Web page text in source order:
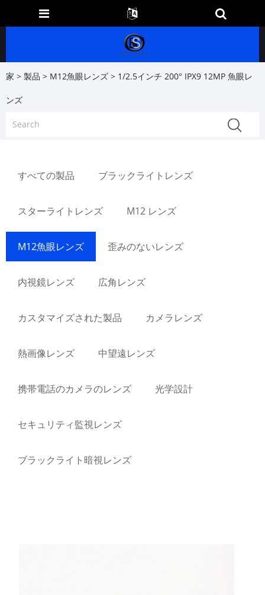
家 > 製品 > M12魚眼レンズ > 1/2.5インチ 200° IPX9 12MP 魚眼レ
ンズ
すべての製品 ブラックライトレンズ
スターライトレンズ M12 レンズ
M12魚眼レンズ 歪みのないレンズ
内視鏡レンズ 広角レンズ
カスタマイズされた製品 カメラレンズ
熱画像レンズ 中望遠レンズ
携帯電話のカメラのレンズ 光学設計
セキュリティ監視レンズ
ブラックライト暗視レンズ